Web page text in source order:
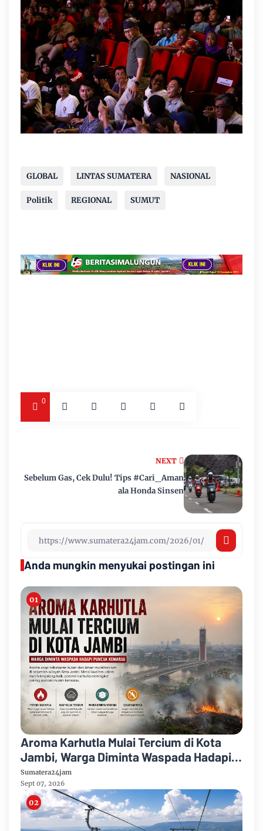
GLOBAL LINTAS SUMATERA NASIONAL
Politik REGIONAL SUMUT
0
NEXT
Sebelum Gas, Cek Dulu! Tips #Cari_Aman
ala Honda Sinsen
Anda mungkin menyukai postingan ini
Aroma Karhutla Mulai Tercium di Kota
Jambi, Warga Diminta Waspada Hadapi
Puncak Kemarau
Sumatera24jam
Sept 07, 2026